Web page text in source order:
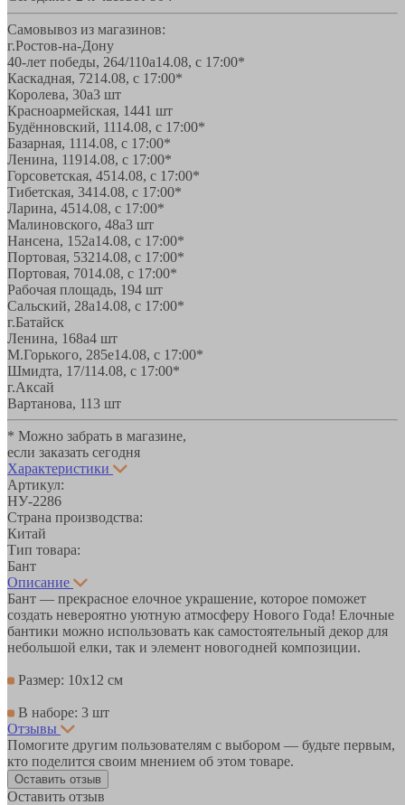
Самовывоз из магазинов:
г.Ростов-на-Дону
40-лет победы, 264/110а14.08, с 17:00*
Каскадная, 7214.08, с 17:00*
Королева, 30а3 шт
Красноармейская, 1441 шт
Будённовский, 1114.08, с 17:00*
Базарная, 1114.08, с 17:00*
Ленина, 11914.08, с 17:00*
Горсоветская, 4514.08, с 17:00*
Тибетская, 3414.08, с 17:00*
Ларина, 4514.08, с 17:00*
Малиновского, 48а3 шт
Нансена, 152а14.08, с 17:00*
Портовая, 53214.08, с 17:00*
Портовая, 7014.08, с 17:00*
Рабочая площадь, 194 шт
Сальский, 28a14.08, с 17:00*
г.Батайск
Ленина, 168а4 шт
М.Горького, 285е14.08, с 17:00*
Шмидта, 17/114.08, с 17:00*
г.Аксай
Вартанова, 113 шт
* Можно забрать в магазине,
если заказать сегодня
Характеристики
Артикул:
НУ-2286
Страна производства:
Китай
Тип товара:
Бант
Описание
Бант — прекрасное елочное украшение, которое поможет
создать невероятно уютную атмосферу Нового Года! Елочные
бантики можно использовать как самостоятельный декор для
небольшой елки, так и элемент новогодней композиции.
Размер: 10х12 см
В наборе: 3 шт
Отзывы
Помогите другим пользователям с выбором — будьте первым,
кто поделится своим мнением об этом товаре.
Оставить отзыв
Оставить отзыв